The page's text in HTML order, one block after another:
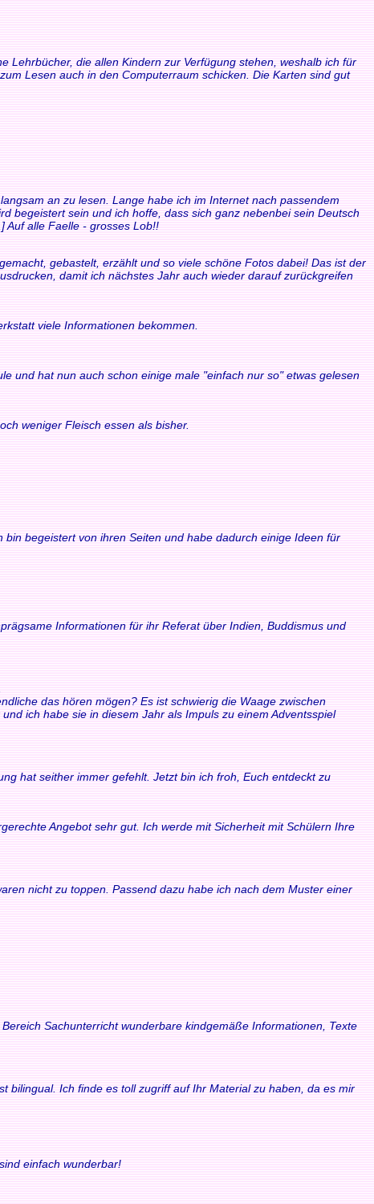
Lehrbücher, die allen Kindern zur Verfügung stehen, weshalb ich für
Lesen auch in den Computerraum schicken. Die Karten sind gut
an zu lesen. Lange habe ich im Internet nach passendem
begeistert sein und ich hoffe, dass sich ganz nebenbei sein Deutsch
Auf alle Faelle - grosses Lob!!
gebastelt, erzählt und so viele schöne Fotos dabei! Das ist der
damit ich nächstes Jahr auch wieder darauf zurückgreifen
viele Informationen bekommen.
und hat nun auch schon einige male "einfach nur so" etwas gelesen
weniger Fleisch essen als bisher.
begeistert von ihren Seiten und habe dadurch einige Ideen für
Informationen für ihr Referat über Indien, Buddismus und
das hören mögen? Es ist schwierig die Waage zwischen
ich habe sie in diesem Jahr als Impuls zu einem Adventsspiel
hat seither immer gefehlt. Jetzt bin ich froh, Euch entdeckt zu
Angebot sehr gut. Ich werde mit Sicherheit mit Schülern Ihre
nicht zu toppen. Passend dazu habe ich nach dem Muster einer
Sachunterricht wunderbare kindgemäße Informationen, Texte
bilingual. Ich finde es toll zugriff auf Ihr Material zu haben, da es mir
einfach wunderbar!